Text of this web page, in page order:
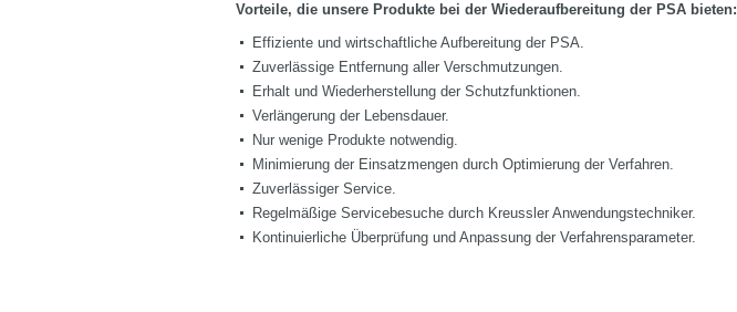
Vorteile, die unsere Produkte bei der Wiederaufbereitung der PSA bieten:
Effiziente und wirtschaftliche Aufbereitung der PSA.
Zuverlässige Entfernung aller Verschmutzungen.
Erhalt und Wiederherstellung der Schutzfunktionen.
Verlängerung der Lebensdauer.
Nur wenige Produkte notwendig.
Minimierung der Einsatzmengen durch Optimierung der Verfahren.
Zuverlässiger Service.
Regelmäßige Servicebesuche durch Kreussler Anwendungstechniker.
Kontinuierliche Überprüfung und Anpassung der Verfahrensparameter.